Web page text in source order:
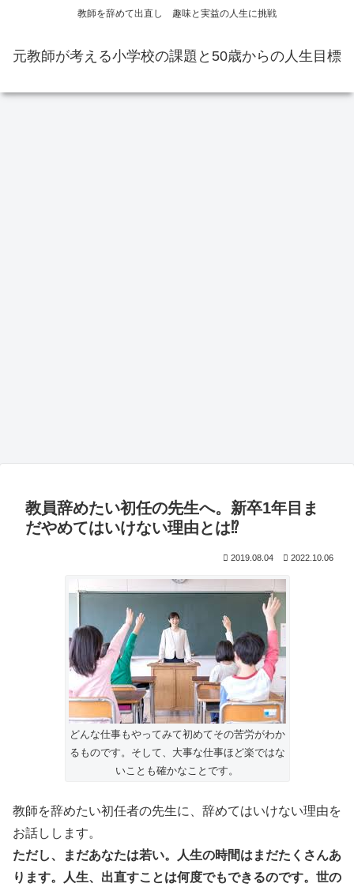
教師を辞めて出直し 趣味と実益の人生に挑戦
元教師が考える小学校の課題と50歳からの人生目標
教員辞めたい初任の先生へ。新卒1年目ま
だやめてはいけない理由とは⁉
2019.08.04 2022.10.06
どんな仕事もやってみて初めてその苦労がわか
るものです。そして、大事な仕事ほど楽ではな
いことも確かなことです。
教師を辞めたい初任者の先生に、辞めてはいけない理由を
お話しします。
ただし、まだあなたは若い。人生の時間はまだたくさんあ
ります。人生、出直すことは何度でもできるのです。世の